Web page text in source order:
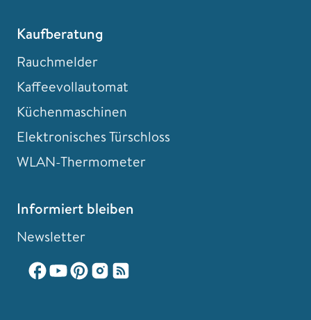
Kaufberatung
Rauchmelder
Kaffeevollautomat
Küchenmaschinen
Elektronisches Türschloss
WLAN-Thermometer
Informiert bleiben
Newsletter